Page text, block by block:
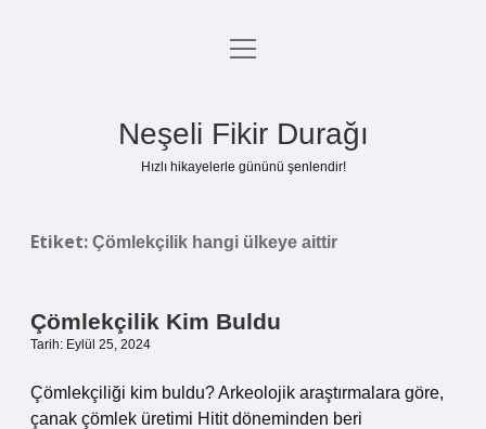
Anasayfa
menüyü
Neşeli Fikir Durağı
Hızlı hikayelerle gününü şenlendir!
Etiket: Çömlekçilik hangi ülkeye aittir
Çömlekçilik Kim Buldu
Tarih: Eylül 25, 2024
Çömlekçiliği kim buldu? Arkeolojik araştırmalara göre,
çanak çömlek üretimi Hitit döneminden beri